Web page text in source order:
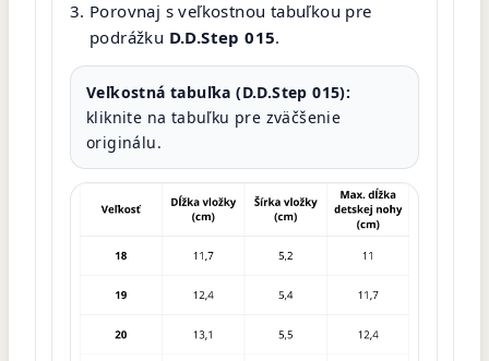
Porovnaj s veľkostnou tabuľkou pre
podrážku D.D.Step 015.
Veľkostná tabuľka (D.D.Step 015):
kliknite na tabuľku pre zväčšenie
originálu.